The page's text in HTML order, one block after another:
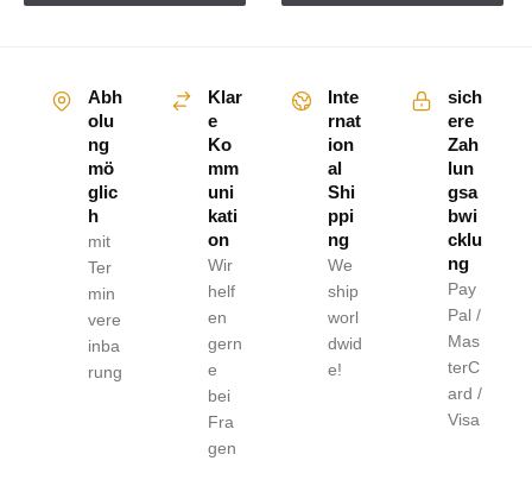
Abh
olu
ng
mö
glic
h
mit
Ter
min
vere
inba
rung
Klar
e
Ko
mm
uni
kati
on
Wir
helf
en
gern
e
bei
Fra
gen
Inte
rnat
ion
al
Shi
ppi
ng
We
ship
worl
dwid
e!
sich
ere
Zah
lun
gsa
bwi
cklu
ng
Pay
Pal /
Mas
terC
ard /
Visa